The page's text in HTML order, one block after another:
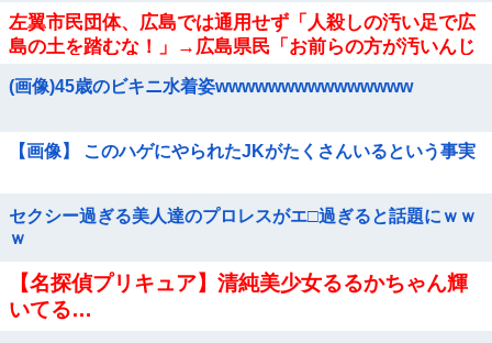
左翼市民団体、広島では通用せず「人殺しの汚い足で広
島の土を踏むな！」→広島県民「お前らの方が汚いんじ
ゃ！」「ワシらが広島県民じゃ」
(画像)45歳のビキニ水着姿wwwwwwwwwwwwwww
【画像】 このハゲにやられたJKがたくさんいるという事実
セクシー過ぎる美人達のプロレスがエ□過ぎると話題にｗｗ
ｗ
【名探偵プリキュア】清純美少女るるかちゃん輝
いてる…